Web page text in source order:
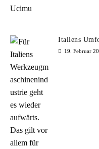
Italiens
19. Februar